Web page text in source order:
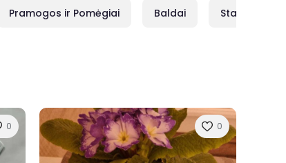
Pramogos ir Pomėgiai Baldai Statybai
0 0